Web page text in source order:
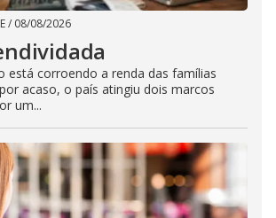
/ 08/08/2026
está corroendo a renda das famílias
acaso, o país atingiu dois marcos
um...